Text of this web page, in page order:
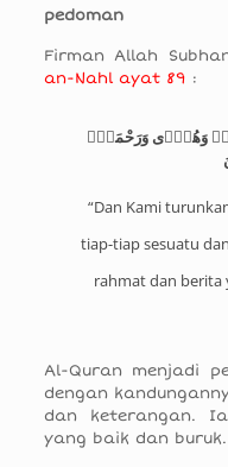
pedoman
Firman Allah
an-Nahl ayat 89 :
شَىْءٍۢ وَهُدًۭى وَرَحْمَةًۭ
“Dan Kami
tiap-tiap sesuatu
rahmat dan berita
Al-Quran menjadi
dengan
dan keterangan.
yang baik dan buruk.